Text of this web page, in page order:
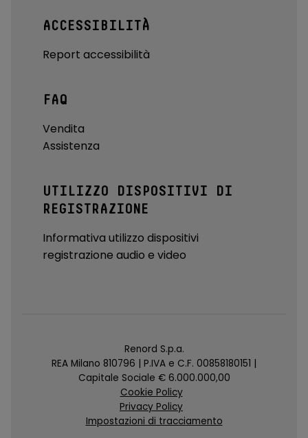
ACCESSIBILITÀ
Report accessibilità
FAQ
Vendita
Assistenza
UTILIZZO DISPOSITIVI DI
REGISTRAZIONE
Informativa utilizzo dispositivi
registrazione audio e video
Renord S.p.a.
REA Milano 810796 | P.IVA e C.F. 00858180151 |
Capitale Sociale € 6.000.000,00
Cookie Policy
Privacy Policy
Impostazioni di tracciamento